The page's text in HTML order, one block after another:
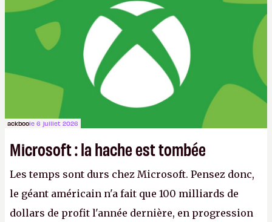
ackboole 6 juillet 2026
Microsoft : la hache est tombée
Les temps sont durs chez Microsoft. Pensez donc,
le géant américain n'a fait que 100 milliards de
dollars de profit l'année dernière, en progression